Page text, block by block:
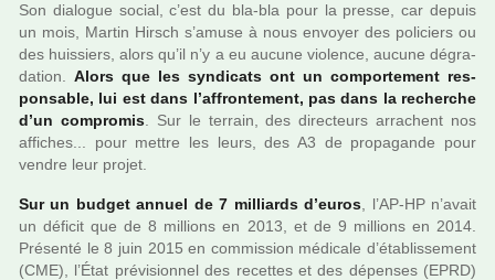
Son dia­lo­gue social, c’est du bla-bla pour la presse, car depuis
un mois, Martin Hirsch s’amuse à nous envoyer des poli­ciers ou
des huis­siers, alors qu’il n’y a eu aucune vio­lence, aucune dégra­
da­tion. Alors que les syn­di­cats ont un com­por­te­ment res­
pon­sa­ble, lui est dans l’affron­te­ment, pas dans la recher­che
d’un com­pro­mis. Sur le ter­rain, des direc­teurs arra­chent nos
affi­ches... pour mettre les leurs, des A3 de pro­pa­gande pour
vendre leur projet.
Sur un budget annuel de 7 mil­liards d’euros , l’AP-HP n’avait
un défi­cit que de 8 mil­lions en 2013, et de 9 mil­lions en 2014.
Présenté le 8 juin 2015 en com­mis­sion médi­cale d’établissement
(CME), l’État pré­vi­sion­nel des recet­tes et des dépen­ses (EPRD)